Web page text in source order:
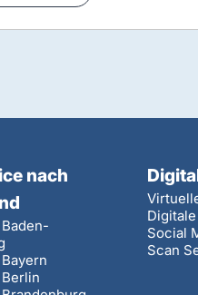
nach
Social
Scan